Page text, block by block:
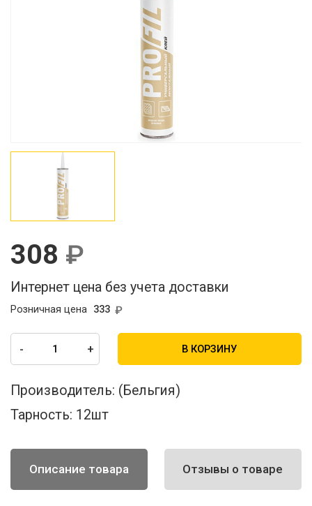
308
Интернет цена без учета доставки
333
Розничная цена
- + В КОРЗИНУ
Производитель: (Бельгия)
Тарность: 12шт
Описание товара Отзывы о товаре